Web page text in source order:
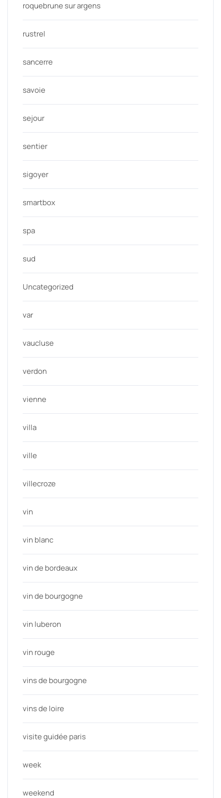
roquebrune sur argens
rustrel
sancerre
savoie
sejour
sentier
sigoyer
smartbox
spa
sud
Uncategorized
var
vaucluse
verdon
vienne
villa
ville
villecroze
vin
vin blanc
vin de bordeaux
vin de bourgogne
vin luberon
vin rouge
vins de bourgogne
vins de loire
visite guidée paris
week
weekend